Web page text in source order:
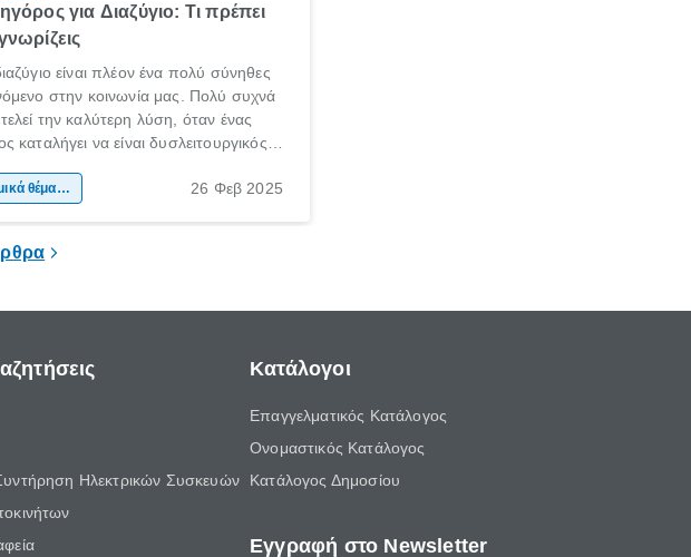
για Διαζύγιο: Τι πρέπει
είναι πλέον ένα πολύ σύνηθες
στην κοινωνία μας. Πολύ συχνά
την καλύτερη λύση, όταν ένας
καταλήγει να είναι δυσλειτουργικός
συζύγους. Είτε είναι συναινετικό είτε
νομικά θέματα & συμβουλές 26 Φεβ 2025
Ηλεκτρικών Συσκευών
Κατάλογοι
Επαγγελματικός Κατάλογος
Ονομαστικός Κατάλογος
Κατάλογος Δημοσίου
Εγγραφή στο Newsletter